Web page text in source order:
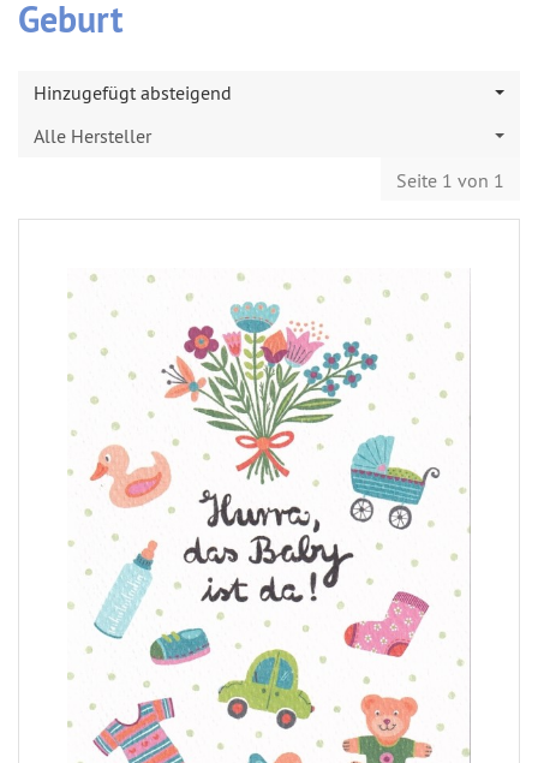
Geburt
Hinzugefügt absteigend
Alle Hersteller
Seite 1 von 1